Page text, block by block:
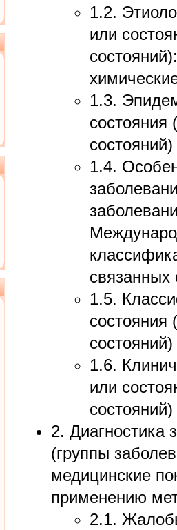
1.2.
или
1.3.
состояния
состояний)
1.4.
связанных
1.5.
состояния
состояний)
1.6.
или
состояний)
2. Диагностика
(группы
медицинские
применению
2.1.